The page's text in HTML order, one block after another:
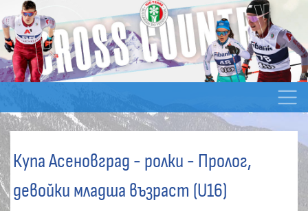
Купа Асеновград - ролки - Пролог,
девойки младша възраст (U16)